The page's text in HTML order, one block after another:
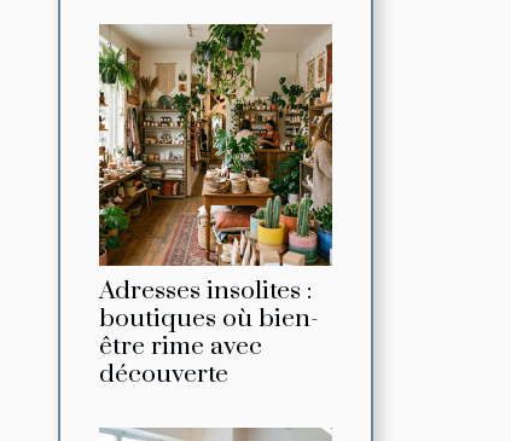
Adresses insolites :
boutiques où bien-
être rime avec
découverte